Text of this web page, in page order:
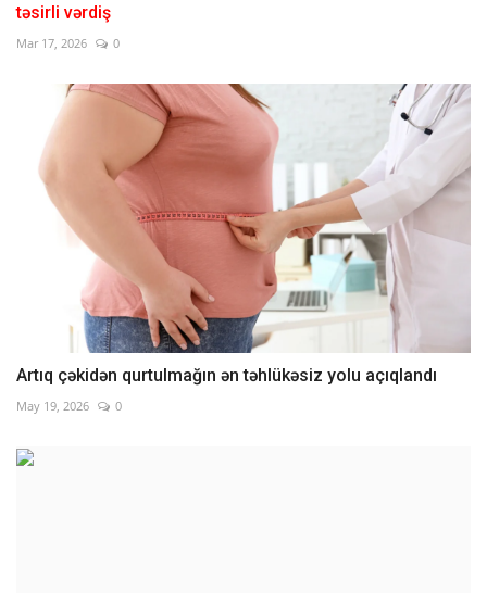
təsirli vərdiş
Mar 17, 2026 0
Artıq çəkidən qurtulmağın ən təhlükəsiz yolu açıqlandı
May 19, 2026 0